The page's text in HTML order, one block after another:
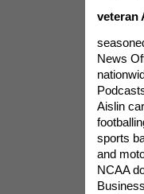
veteran
News
Aislin
sports
and
NCAA